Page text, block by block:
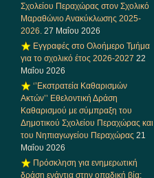
Σχολείου Περαχώρας στον Σχολικό
Μαραθώνιο Ανακύκλωσης 2025-
2026. 27 Μαΐου 2026
Εγγραφές στο Ολοήμερο Τμήμα
για το σχολικό έτος 2026-2027 22
Μαΐου 2026
‘’Εκστρατεία Καθαρισμών
Ακτών’’ Εθελοντική Δράση
Καθαρισμού με σύμπραξη του
Δημοτικού Σχολείου Περαχώρας και
του Νηπιαγωγείου Περαχώρας 21
Μαΐου 2026
Πρόσκληση για ενημερωτική
δράση ενάντια στην οπαδική βία: